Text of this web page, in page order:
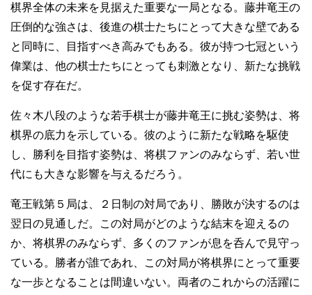
棋界全体の未来を見据えた重要な一局となる。藤井竜王の
圧倒的な強さは、後進の棋士たちにとって大きな壁である
と同時に、目指すべき高みでもある。彼が持つ七冠という
偉業は、他の棋士たちにとっても刺激となり、新たな挑戦
を促す存在だ。
佐々木八段のような若手棋士が藤井竜王に挑む姿勢は、将
棋界の底力を示している。彼のように新たな戦略を駆使
し、勝利を目指す姿勢は、将棋ファンのみならず、若い世
代にも大きな影響を与えるだろう。
竜王戦第５局は、２日制の対局であり、勝敗が決するのは
翌日の見通しだ。この対局がどのような結末を迎えるの
か、将棋界のみならず、多くのファンが息を呑んで見守っ
ている。勝者が誰であれ、この対局が将棋界にとって重要
な一歩となることは間違いない。両者のこれからの活躍に